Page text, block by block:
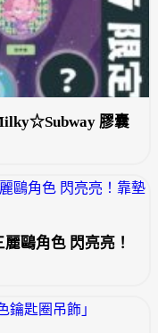
膠囊
鷗角色 閃亮亮！